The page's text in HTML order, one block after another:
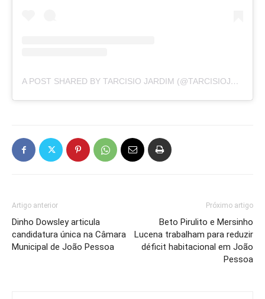
A POST SHARED BY TARCISIO JARDIM (@TARCISIOJARDIM)
Artigo anterior
Dinho Dowsley articula
candidatura única na Câmara
Municipal de João Pessoa
Próximo artigo
Beto Pirulito e Mersinho
Lucena trabalham para reduzir
déficit habitacional em João
Pessoa